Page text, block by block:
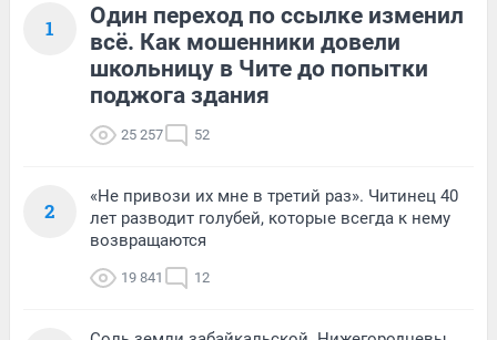
1
Один переход по ссылке изменил
всё. Как мошенники довели
школьницу в Чите до попытки
поджога здания
25 257 52
2
«Не привози их мне в третий раз». Читинец 40
лет разводит голубей, которые всегда к нему
возвращаются
19 841 12